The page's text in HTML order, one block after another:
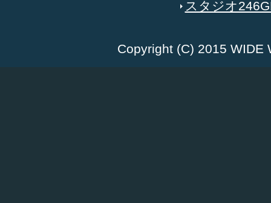
スタジオ
Copyright (C) 2015 WIDE